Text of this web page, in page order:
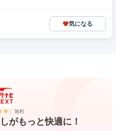
気になる
無料
がもっと快適に！